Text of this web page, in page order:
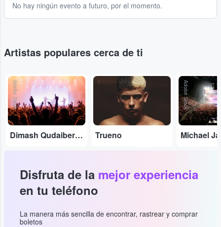
No hay ningún evento a futuro, por el momento.
Artistas populares cerca de ti
Adobe Stock
Dimash Qudaibergen
...
Trueno
Adobe Stock
Disfruta de la mejor experiencia
en tu teléfono
La manera más sencilla de encontrar, rastrear y comprar
boletos